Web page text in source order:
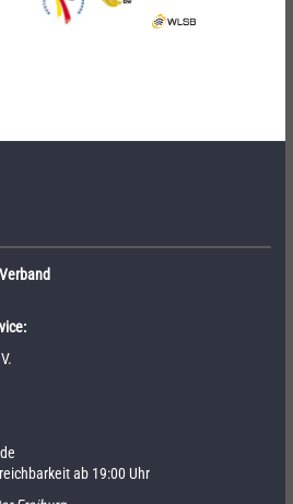
ab 19:00 Uhr